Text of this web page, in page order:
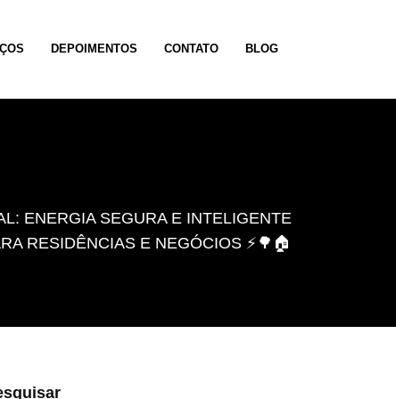
DEPOIMENTOS CONTATO BLOG
ENERGIA SEGURA E INTELIGENTE
RESIDÊNCIAS E NEGÓCIOS ⚡🌳🏠